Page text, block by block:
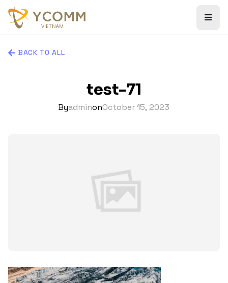
BACK TO ALL
test-71
ByadminonOctober 15, 2023